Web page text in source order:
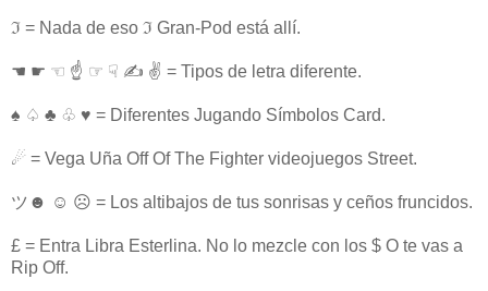
ℑ = Nada de eso ℑ Gran-Pod está allí.
☚ ☛ ☜ ☝ ☞ ☟ ✍ ✌ = Tipos de letra diferente.
♠ ♤ ♣ ♧ ♥ = Diferentes Jugando Símbolos Card.
☄ = Vega Uña Off Of The Fighter videojuegos Street.
ツ☻ ☺ ☹ = Los altibajos de tus sonrisas y ceños fruncidos.
£ = Entra Libra Esterlina. No lo mezcle con los $ O te vas a
Rip Off.